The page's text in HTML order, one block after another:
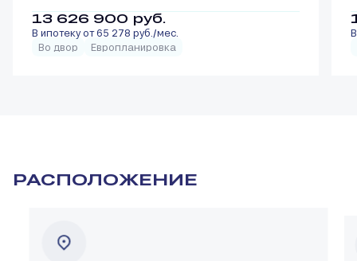
13 626 900 руб.
В ипотеку от 65 278 руб./мес.
Во двор
Европланировка
РАСПОЛОЖЕНИЕ